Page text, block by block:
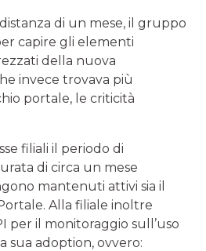
di un mese, il gruppo
capire gli elementi
della nuova
invece trovava più
portale, le criticità
filiali il periodo di
di circa un mese
mantenuti attivi sia il
Alla filiale inoltre
per il monitoraggio sull’uso
sua adoption, ovvero: